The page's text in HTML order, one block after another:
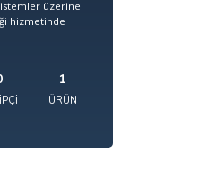
üzerine
hizmetinde
1
ÜRÜN